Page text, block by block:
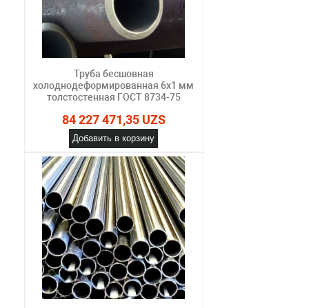
Труба бесшовная
холоднодеформированная 6х1 мм
толстостенная ГОСТ 8734-75
84 227 471,35 UZS
Добавить в корзину